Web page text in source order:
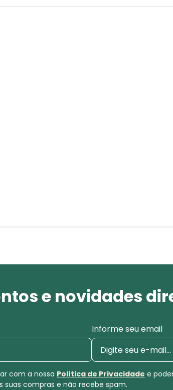
e novidades
Informe seu email
com a nossa Política de Privacidade e
suas compras e não recebe spam.